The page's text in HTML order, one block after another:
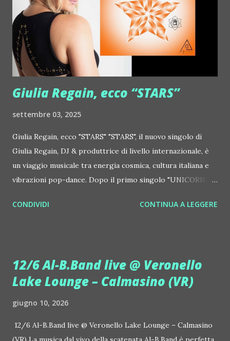
http://www.myspace.com/gonzpiration Italian Laptop
Orchestra feat. Alessio Bertallot Jimmy Edgar ::
http://www.myspace.com/colorstrip Jon Hopkins ::
http://www.myspace.com/jonhopkins Le Luci della
Centrale Elettrica Loco Dice ::
http://www.myspace.com/locod...
Giulia Regain, ecco “STARS”
settembre 03, 2025
Giulia Regain, ecco "STARS" "STARS", il nuovo singolo di
Giulia Regain, DJ & produttrice di livello internazionale, è
un viaggio musicale tra energia cosmica, cultura italiana e
vibrazioni pop-dance. Dopo il primo singolo "UNICORN",
seconda release intitolata "STARS", interpretata dalla voce
tra Giulia Regain e Dhany, già insieme in precedenti
produzioni come "My Memories" (Universal) e "We Are
connessione universale: un invito a riscoprire la nostra
natura di starseed, figli delle stelle, capaci di portare luce,
creatività ed empatia nel mondo. Con "STARS" Giulia Regain
CONDIVIDI CONTINUA A LEGGERE
12/6 Al-B.Band live @ Veronello
Lake Lounge – Calmasino (VR)
giugno 10, 2026
12/6 Al-B.Band live @ Veronello Lake Lounge – Calmasino